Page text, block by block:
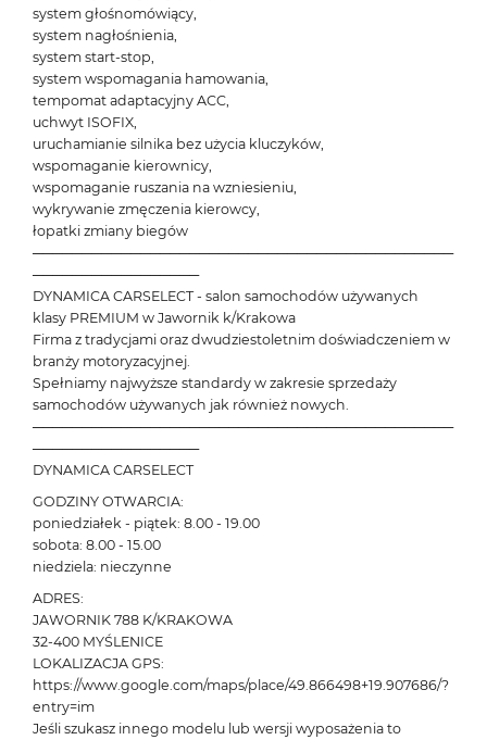
system głośnomówiący,
system nagłośnienia,
system start-stop,
system wspomagania hamowania,
tempomat adaptacyjny ACC,
uchwyt ISOFIX,
uruchamianie silnika bez użycia kluczyków,
wspomaganie kierownicy,
wspomaganie ruszania na wzniesieniu,
wykrywanie zmęczenia kierowcy,
łopatki zmiany biegów
───────────────────────────────────────────
─────────────────
DYNAMICA CARSELECT - salon samochodów używanych
klasy PREMIUM w Jawornik k/Krakowa
Firma z tradycjami oraz dwudziestoletnim doświadczeniem w
branży motoryzacyjnej.
Spełniamy najwyższe standardy w zakresie sprzedaży
samochodów używanych jak również nowych.
───────────────────────────────────────────
─────────────────
DYNAMICA CARSELECT
GODZINY OTWARCIA:
poniedziałek - piątek: 8.00 - 19.00
sobota: 8.00 - 15.00
niedziela: nieczynne
ADRES:
JAWORNIK 788 K/KRAKOWA
32-400 MYŚLENICE
LOKALIZACJA GPS:
https://www.google.com/maps/place/49.866498+19.907686/?
entry=im
Jeśli szukasz innego modelu lub wersji wyposażenia to